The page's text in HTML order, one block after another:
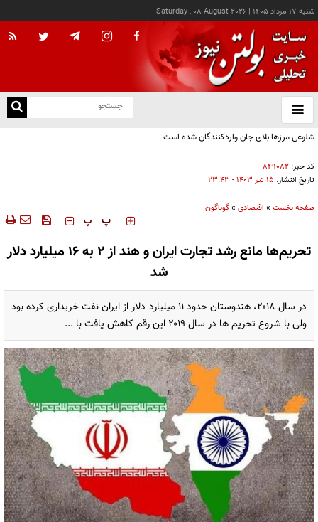
شنبه ۱۷ مرداد ۱۴۰۵ |
Saturday , 08 August 2026
باز
و
شلوغی مرزها بلای جان واردکنندگان شده است
کد خبر: ۸۴۹۰۸۲
تاریخ انتشار: ۱۵ تير ۱۴۰۳ - ۲۳:۴۳
صفحه نخست » اقتصادی »گوناگون
‍‍‍ پ پ
تحریم‌ها مانع رشد تجارت ایران و هند از ۲ به ۱۶ میلیارد دلار
شد
در سال ۲۰۱۸، هندوستان حدود ۱۱ میلیارد دلار از ایران نفت خریداری کرده بود
ولی با شروع تحریم ها در سال ۲۰۱۹ این رقم کاهش یافت با ...